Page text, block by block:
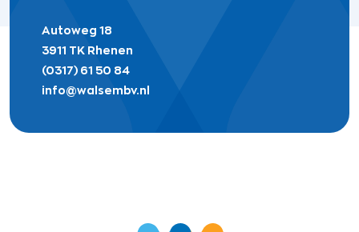
Autoweg 18
3911 TK Rhenen
(0317) 61 50 84
info@walsembv.nl